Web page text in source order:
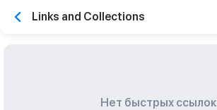
Links and Collections
Нет быстрых ссылок